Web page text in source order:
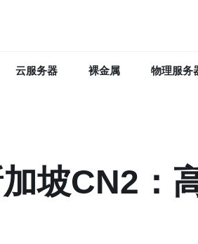
云服务器 裸金属 物理服务
坡CN2：